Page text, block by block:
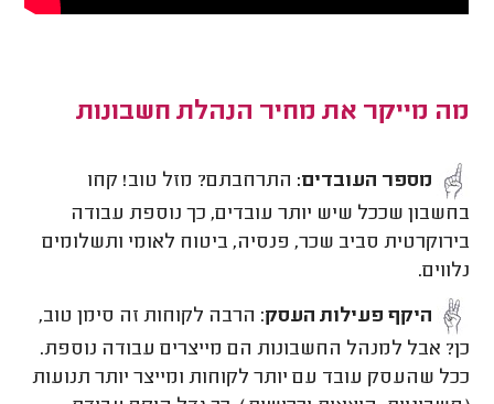
מה מייקר את מחיר הנהלת חשבונות
מספר העובדים: התרחבתם? מזל טוב! קחו
בחשבון שככל שיש יותר עובדים, כך נוספת עבודה
בירוקרטית סביב שכר, פנסיה, ביטוח לאומי ותשלומים
נלווים.
היקף פעילות העסק: הרבה לקוחות זה סימן טוב,
כן? אבל למנהל החשבונות הם מייצרים עבודה נוספת.
ככל שהעסק עובד עם יותר לקוחות ומייצר יותר תנועות